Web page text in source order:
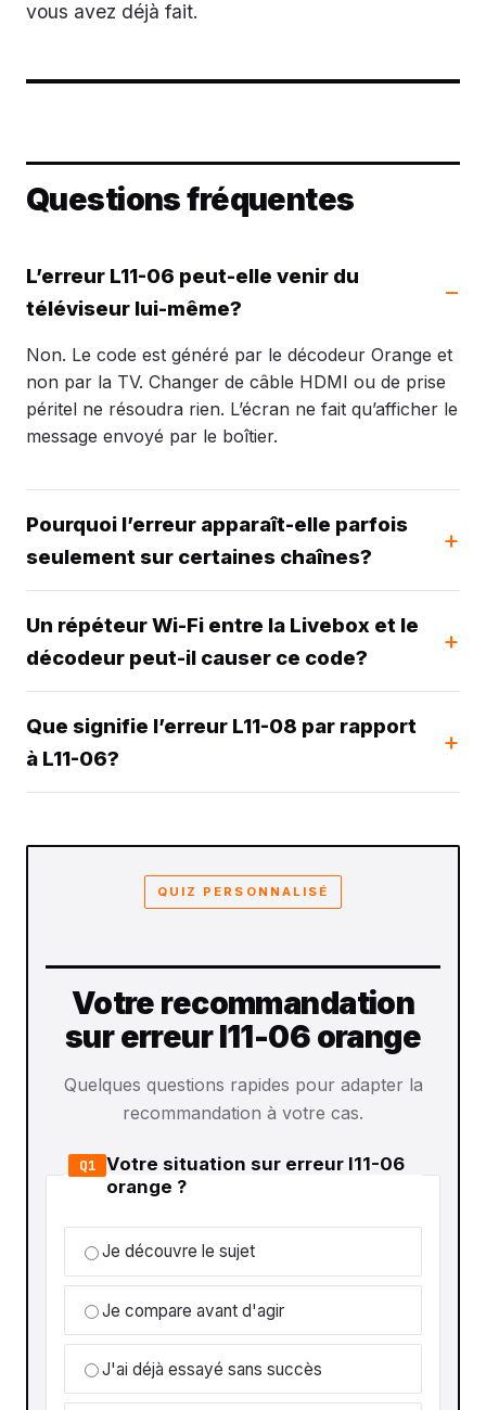
vous avez déjà fait.
Questions fréquentes
L’erreur L11-06 peut-elle venir du
téléviseur lui-même?
Non. Le code est généré par le décodeur Orange et
non par la TV. Changer de câble HDMI ou de prise
péritel ne résoudra rien. L’écran ne fait qu’afficher le
message envoyé par le boîtier.
Pourquoi l’erreur apparaît-elle parfois
seulement sur certaines chaînes?
Un répéteur Wi-Fi entre la Livebox et le
décodeur peut-il causer ce code?
Que signifie l’erreur L11-08 par rapport
à L11-06?
QUIZ PERSONNALISÉ
Votre recommandation
sur erreur l11-06 orange
Quelques questions rapides pour adapter la
recommandation à votre cas.
Q1 Votre situation sur erreur l11-06
orange ?
Je découvre le sujet
Je compare avant d'agir
J'ai déjà essayé sans succès